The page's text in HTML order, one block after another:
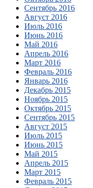
Сентябрь 2016
Август 2016
Июль 2016
Июнь 2016
Май 2016
Апрель 2016
Март 2016
Февраль 2016
Январь 2016
Декабрь 2015
Ноябрь 2015
Октябрь 2015
Сентябрь 2015
Август 2015
Июль 2015
Июнь 2015
Май 2015
Апрель 2015
Март 2015
Февраль 2015